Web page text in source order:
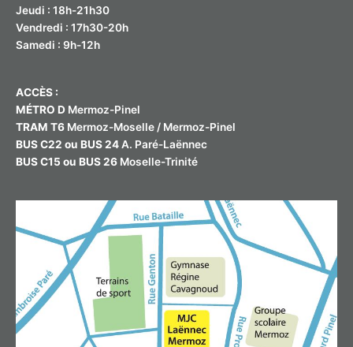
Jeudi : 18h-21h30
Vendredi : 17h30-20h
Samedi : 9h-12h
ACCÈS :
MÉTRO D Mermoz-Pinel
TRAM T6 Mermoz-Moselle / Mermoz-Pinel
BUS C22 ou BUS 24 A. Paré-Laënnec
BUS C15 ou BUS 26 Moselle-Trinité